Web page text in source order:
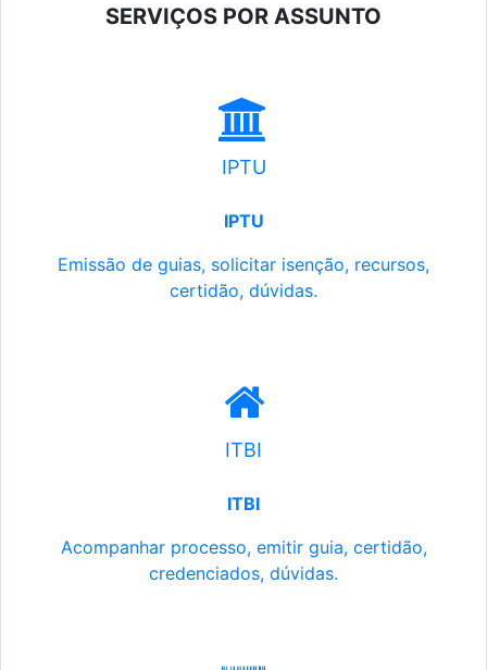
SERVIÇOS POR ASSUNTO
IPTU
IPTU
Emissão de guias, solicitar isenção, recursos,
certidão, dúvidas.
ITBI
ITBI
Acompanhar processo, emitir guia, certidão,
credenciados, dúvidas.